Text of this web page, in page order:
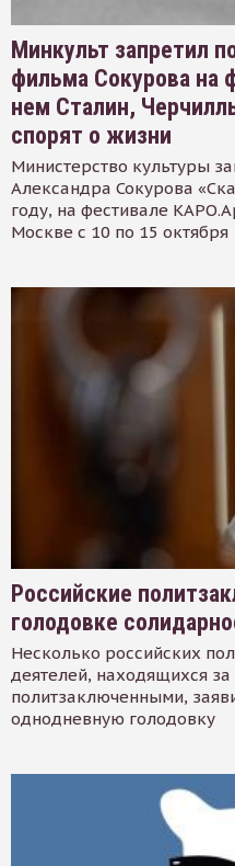
Минкульт запретил
фильма Сокурова на
нем Сталин,
спорят о жизни
Министерство культуры
Александра Сокурова
году, на фестивале
Москве с 10 по 15 октября
Российские
голодовке
Несколько российских
деятелей, находящихся
политзаключенными,
однодневную голодовку